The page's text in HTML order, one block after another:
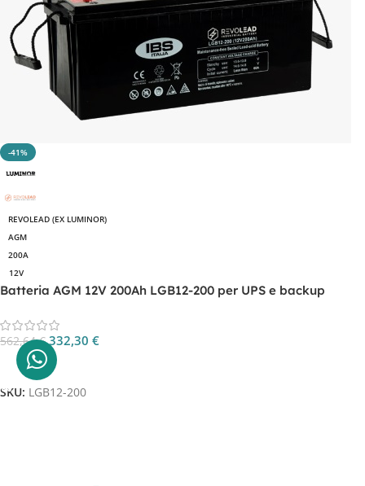
-41%
REVOLEAD (EX LUMINOR)
AGM
200A
12V
Batteria AGM 12V 200Ah LGB12-200 per UPS e backup
562,64€ 332,30 €
Aggiungi Al Carrello
SKU: LGB12-200